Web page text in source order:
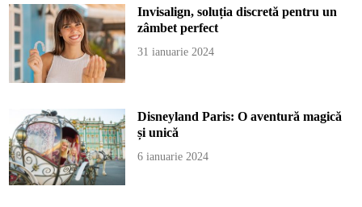
Invisalign, soluția discretă pentru un
zâmbet perfect
31 ianuarie 2024
Disneyland Paris: O aventură magică
și unică
6 ianuarie 2024